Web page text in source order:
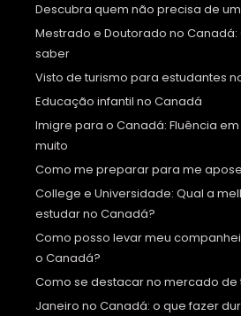
Descubra quem não precisa de
Mestrado e Doutorado no
saber
Visto de turismo para estudantes
Educação infantil no Canadá
Imigre para o Canadá: Fluência
muito
Como me preparar para me
College e Universidade: Qual a
estudar no Canadá?
Como posso levar meu
o Canadá?
Como se destacar no mercado
Janeiro no Canadá: o que fazer